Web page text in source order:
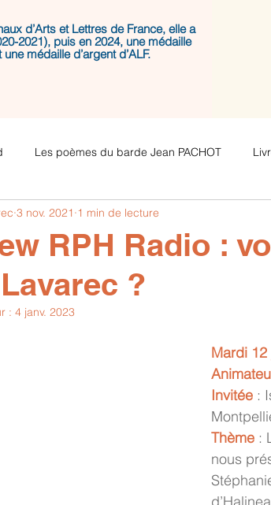
d’Arts et Lettres de France, elle a
2021), puis en 2024, une médaille
médaille d’argent d’ALF.
Les poèmes du barde Jean PACHOT
. Les poèmes avec clés de lecture de
RPH Radio :
?
3 nov. 2021 1 min de lecture
: 4 janv. 2023
Mardi 12
Invitée :
Thème :
nous